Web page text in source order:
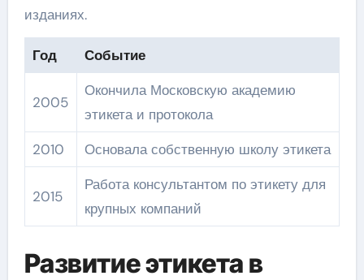
изданиях.
Год Событие
2005
Окончила Московскую академию
этикета и протокола
2010
Основала собственную школу этикета
2015
Работа консультантом по этикету для
крупных компаний
Развитие этикета в